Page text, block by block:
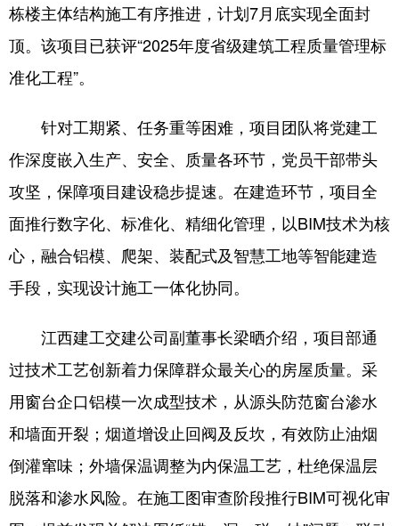
多语种频道
Русский язык 日本語 한국어
Deutsch Português
栋楼主体结构施工有序推进，计划7月底实现全面封
顶。该项目已获评“2025年度省级建筑工程质量管理标
准化工程”。
针对工期紧、任务重等困难，项目团队将党建工
作深度嵌入生产、安全、质量各环节，党员干部带头
攻坚，保障项目建设稳步提速。在建造环节，项目全
面推行数字化、标准化、精细化管理，以BIM技术为核
心，融合铝模、爬架、装配式及智慧工地等智能建造
手段，实现设计施工一体化协同。
江西建工交建公司副董事长梁晒介绍，项目部通
过技术工艺创新着力保障群众最关心的房屋质量。采
用窗台企口铝模一次成型技术，从源头防范窗台渗水
和墙面开裂；烟道增设止回阀及反坎，有效防止油烟
倒灌窜味；外墙保温调整为内保温工艺，杜绝保温层
脱落和渗水风险。在施工图审查阶段推行BIM可视化审